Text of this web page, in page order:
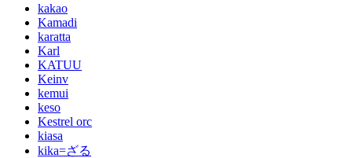
kakao
Kamadi
karatta
Karl
KATUU
Keinv
kemui
keso
Kestrel orc
kiasa
kika=ざる